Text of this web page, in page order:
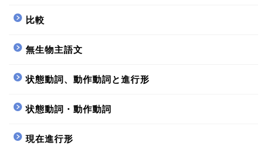
比較
無生物主語文
状態動詞、動作動詞と進行形
状態動詞・動作動詞
現在進行形